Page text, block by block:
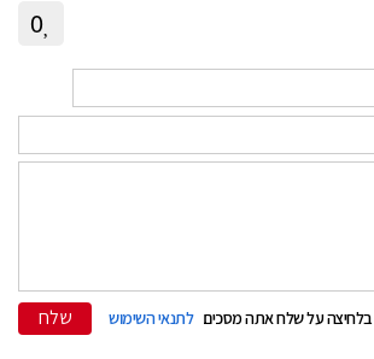
0
בלחיצה על שלח אתה מסכים לתנאי השימוש שלח